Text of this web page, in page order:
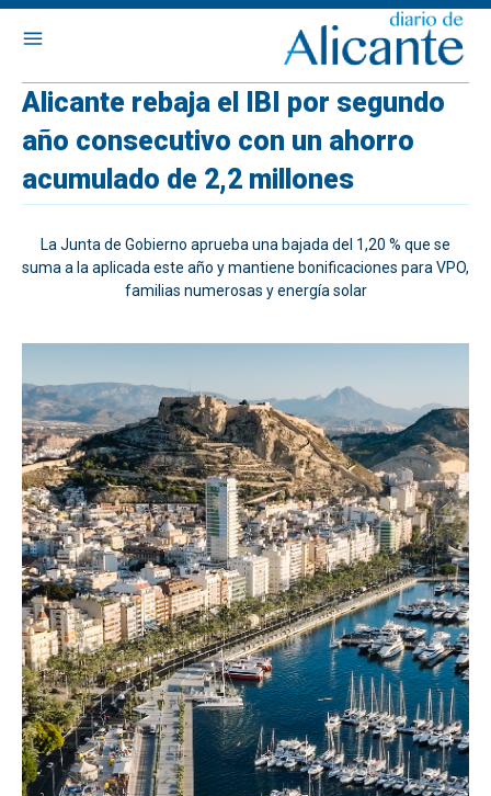
Alicante rebaja el IBI por segundo
año consecutivo con un ahorro
acumulado de 2,2 millones
La Junta de Gobierno aprueba una bajada del 1,20 % que se
suma a la aplicada este año y mantiene bonificaciones para VPO,
familias numerosas y energía solar